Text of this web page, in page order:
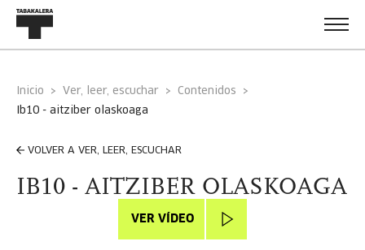
Inicio Ver, leer, escuchar
Contenidos
ib10 - aitziber olaskoaga
VOLVER A VER, LEER, ESCUCHAR
IB10 - AITZIBER OLASKOAGA
VER VÍDEO